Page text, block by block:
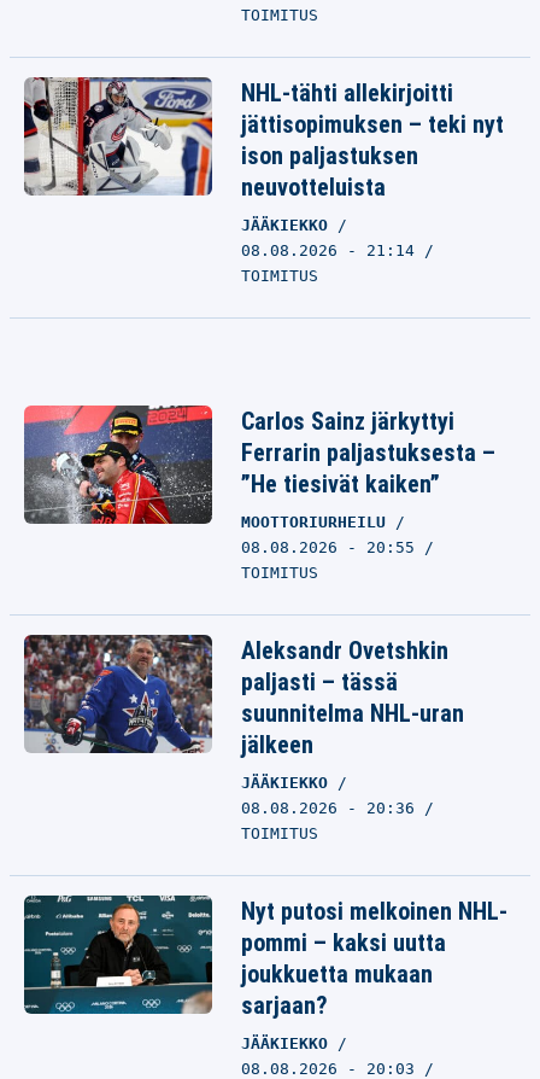
TOIMITUS
NHL-tähti allekirjoitti
jättisopimuksen – teki nyt
ison paljastuksen
neuvotteluista
JÄÄKIEKKO
08.08.2026 - 21:14
TOIMITUS
Carlos Sainz järkyttyi
Ferrarin paljastuksesta –
”He tiesivät kaiken”
MOOTTORIURHEILU
08.08.2026 - 20:55
TOIMITUS
Aleksandr Ovetshkin
paljasti – tässä
suunnitelma NHL-uran
jälkeen
JÄÄKIEKKO
08.08.2026 - 20:36
TOIMITUS
Nyt putosi melkoinen NHL-
pommi – kaksi uutta
joukkuetta mukaan
sarjaan?
JÄÄKIEKKO
08.08.2026 - 20:03